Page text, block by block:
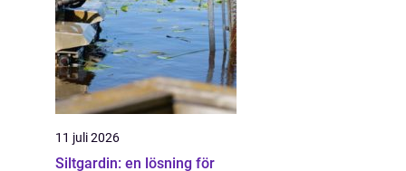
11 juli 2026
Siltgardin: en lösning för